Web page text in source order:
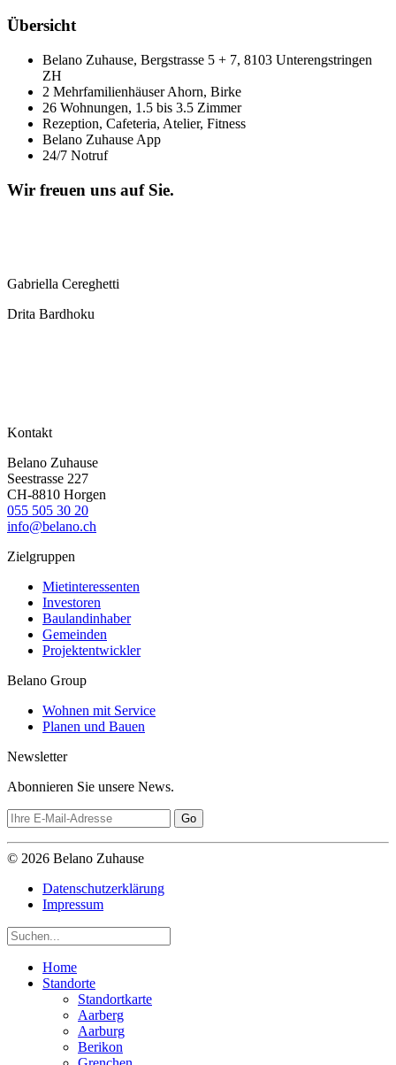
Übersicht
Belano Zuhause, Bergstrasse 5 + 7, 8103 Unterengstringen
ZH
2 Mehrfamilienhäuser Ahorn, Birke
26 Wohnungen, 1.5 bis 3.5 Zimmer
Rezeption, Cafeteria, Atelier, Fitness
Belano Zuhause App
24/7 Notruf
Wir freuen uns auf Sie.
Gabriella Cereghetti
Drita Bardhoku
Kontakt
Belano Zuhause
Seestrasse 227
CH-8810 Horgen
055 505 30 20
info@belano.ch
Zielgruppen
Mietinteressenten
Investoren
Baulandinhaber
Gemeinden
Projektentwickler
Belano Group
Wohnen mit Service
Planen und Bauen
Newsletter
Abonnieren Sie unsere News.
© 2026 Belano Zuhause
Datenschutzerklärung
Impressum
Home
Standorte
Standortkarte
Aarberg
Aarburg
Berikon